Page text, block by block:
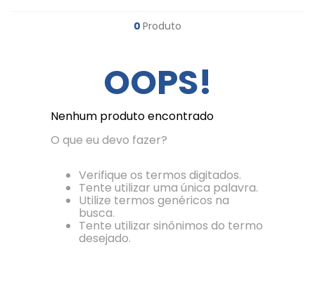
0 Produto
OOPS!
Nenhum produto encontrado
O que eu devo fazer?
Verifique os termos digitados.
Tente utilizar uma única palavra.
Utilize termos genéricos na
busca.
Tente utilizar sinônimos do termo
desejado.